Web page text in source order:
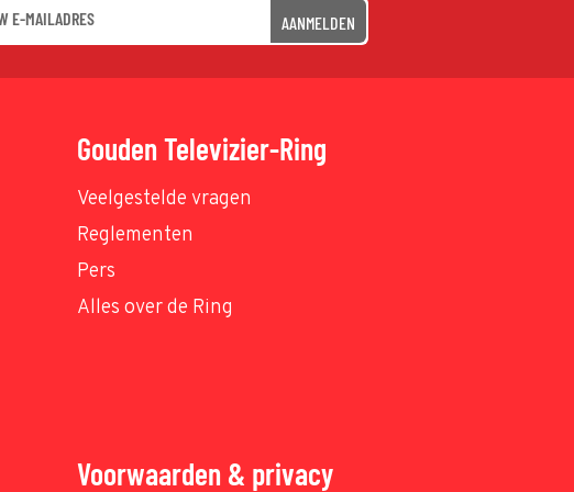
AANMELDEN
Gouden Televizier-Ring
Veelgestelde vragen
Reglementen
Pers
Alles over de Ring
Voorwaarden & privacy